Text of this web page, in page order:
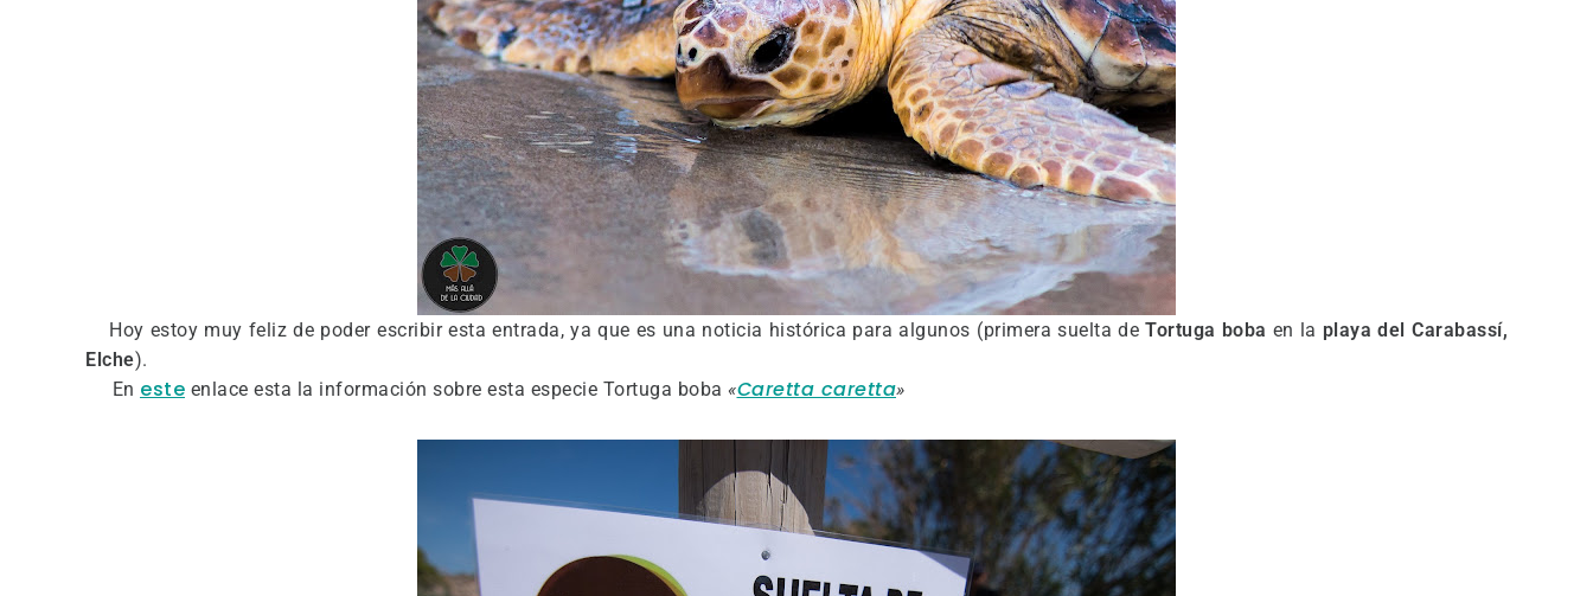
Hoy estoy muy feliz de poder escribir esta entrada, ya que es una noticia histórica para algunos (primera suelta deTortuga boba en la playa del Carabassí,
Elche).
En este enlace esta la información sobre esta especie Tortuga boba «Caretta caretta»